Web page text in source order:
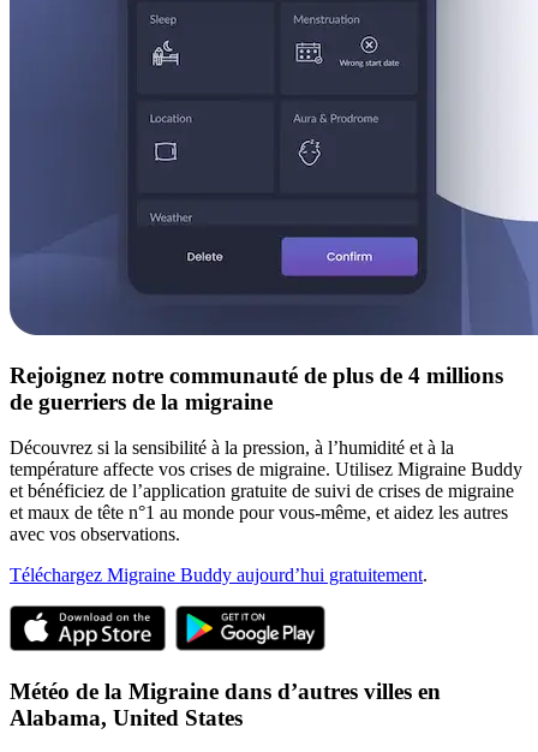
Rejoignez notre communauté de plus de 4 millions
de guerriers de la migraine
Découvrez si la sensibilité à la pression, à l’humidité et à la
température affecte vos crises de migraine. Utilisez Migraine Buddy
et bénéficiez de l’application gratuite de suivi de crises de migraine
et maux de tête n°1 au monde pour vous-même, et aidez les autres
avec vos observations.
Téléchargez Migraine Buddy aujourd’hui gratuitement.
Météo de la Migraine dans d’autres villes en
Alabama, United States